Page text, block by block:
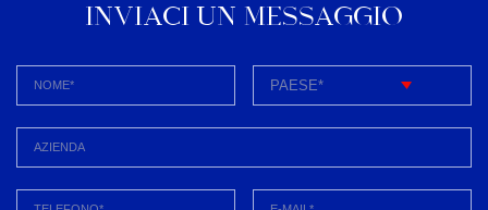
INVIACI UN MESSAGGIO